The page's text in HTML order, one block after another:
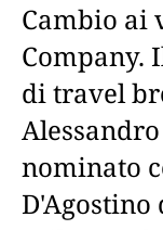
Cambio ai
Company.
di travel
nominato
D'Agostino